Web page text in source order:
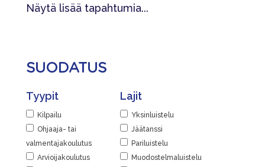
|
Tapahtumasivu
|
Paikka
Kaarelan raitti 2, 00430 Helsinki,
Suomi
Lisätiedot
Näytä lisätiedot
Näytä lisää tapahtumia...
SUODATUS
Tyypit
Kilpailu
Ohjaaja- tai
valmentajakoulutus
Arvioijakoulutus
Lajit
Yksinluistelu
Jäätanssi
Pariluistelu
Muodostelmaluistelu